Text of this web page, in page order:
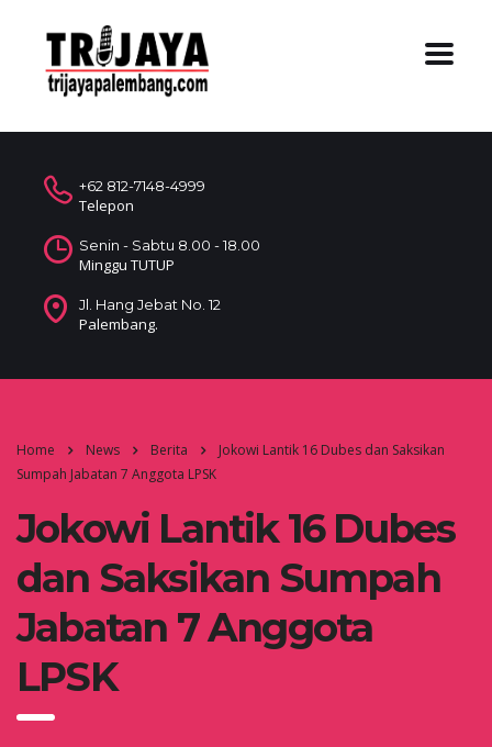
+62 812-7148-4999
Telepon
Senin - Sabtu 8.00 - 18.00
Minggu TUTUP
Jl. Hang Jebat No. 12
Palembang.
Home News Berita
Jokowi Lantik 16 Dubes dan Saksikan
Sumpah Jabatan 7 Anggota LPSK
Jokowi Lantik 16 Dubes
dan Saksikan Sumpah
Jabatan 7 Anggota
LPSK